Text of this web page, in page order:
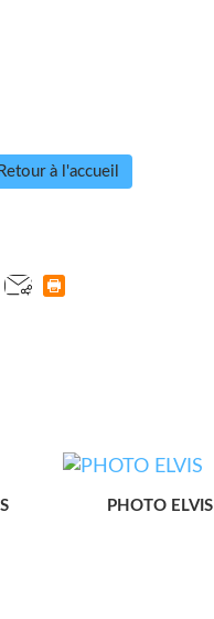
Retour à l'accueil
PHOTO ELVIS